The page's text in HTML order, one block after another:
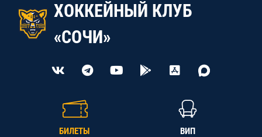
ХОККЕЙНЫЙ КЛУБ
«СОЧИ»
БИЛЕТЫ ВИП